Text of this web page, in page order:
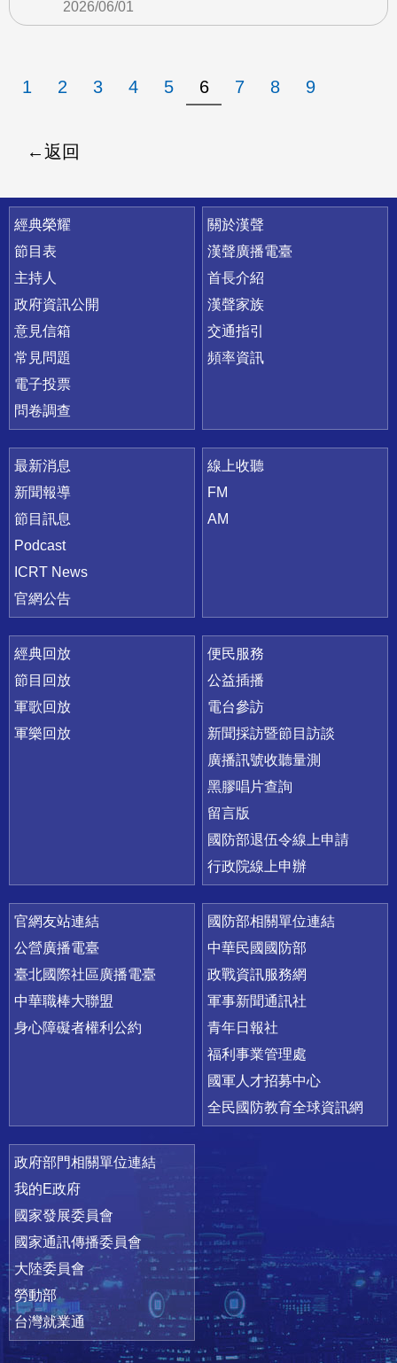
2026/06/01
1 2 3 4 5 6 7 8 9
返回
快速連結
經典榮耀
節目表
主持人
政府資訊公開
意見信箱
常見問題
電子投票
問卷調查
關於漢聲
漢聲廣播電臺
首長介紹
漢聲家族
交通指引
頻率資訊
最新消息
新聞報導
節目訊息
Podcast
ICRT News
官網公告
線上收聽
FM
AM
經典回放
節目回放
軍歌回放
軍樂回放
便民服務
公益插播
電台參訪
新聞採訪暨節目訪談
廣播訊號收聽量測
黑膠唱片查詢
留言版
國防部退伍令線上申請
行政院線上申辦
官網友站連結
公營廣播電臺
臺北國際社區廣播電臺
中華職棒大聯盟
身心障礙者權利公約
國防部相關單位連結
中華民國國防部
政戰資訊服務網
軍事新聞通訊社
青年日報社
福利事業管理處
國軍人才招募中心
全民國防教育全球資訊網
政府部門相關單位連結
我的E政府
國家發展委員會
國家通訊傳播委員會
大陸委員會
勞動部
台灣就業通